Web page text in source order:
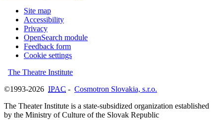
Site map
Accessibility
Privacy
OpenSearch module
Feedback form
Cookie settings
The Theatre Institute
©1993-2026 IPAC - Cosmotron Slovakia, s.r.o.
The Theater Institute is a state-subsidized organization established
by the Ministry of Culture of the Slovak Republic